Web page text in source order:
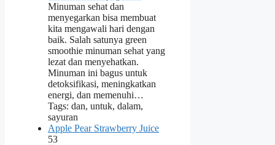
Minuman sehat dan
menyegarkan bisa membuat
kita mengawali hari dengan
baik. Salah satunya green
smoothie minuman sehat yang
lezat dan menyehatkan.
Minuman ini bagus untuk
detoksifikasi, meningkatkan
energi, dan memenuhi…
Tags: dan, untuk, dalam,
sayuran
Apple Pear Strawberry Juice
53